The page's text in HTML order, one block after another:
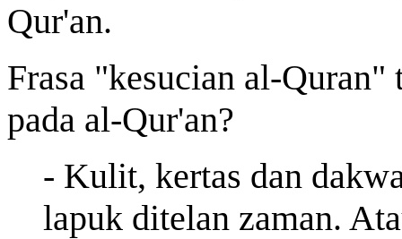
Qur'an.
Frasa "kesucian al-
pada al-Qur'an?
- Kulit, kertas dan
lapuk ditelan zaman.